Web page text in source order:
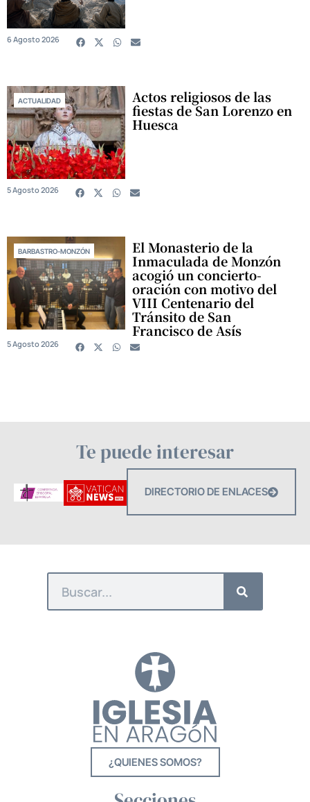
6 Agosto 2026
ACTUALIDAD Actos religiosos de las
fiestas de San Lorenzo en
Huesca
5 Agosto 2026
BARBASTRO-MONZÓN El Monasterio de la
Inmaculada de Monzón
acogió un concierto-
oración con motivo del
VIII Centenario del
Tránsito de San
Francisco de Asís
5 Agosto 2026
Te puede interesar
DIRECTORIO DE ENLACES
¿QUIENES SOMOS?